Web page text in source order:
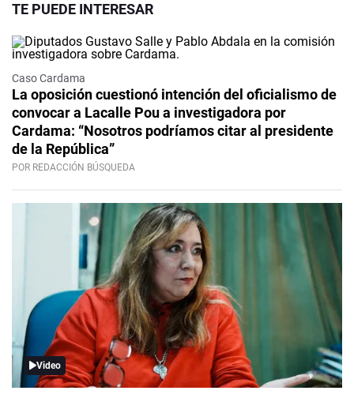
TE PUEDE INTERESAR
Caso Cardama
La oposición cuestionó intención del oficialismo de
convocar a Lacalle Pou a investigadora por
Cardama: “Nosotros podríamos citar al presidente
de la República”
POR REDACCIÓN BÚSQUEDA
Video